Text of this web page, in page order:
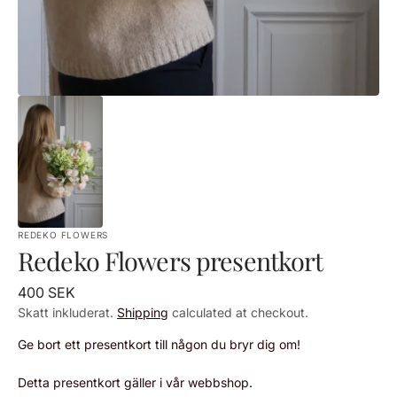
REDEKO FLOWERS
Redeko Flowers presentkort
Standardpris
400 SEK
Skatt inkluderat. Shipping calculated at checkout.
Ge bort ett presentkort till någon du bryr dig om!
Detta presentkort gäller i vår webbshop.